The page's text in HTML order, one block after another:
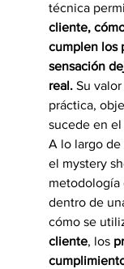
técnica
cliente,
cumplen los
sensación
real. Su
práctica,
sucede en
A lo largo de
el mystery
metodología
dentro de
cómo se
cliente, los